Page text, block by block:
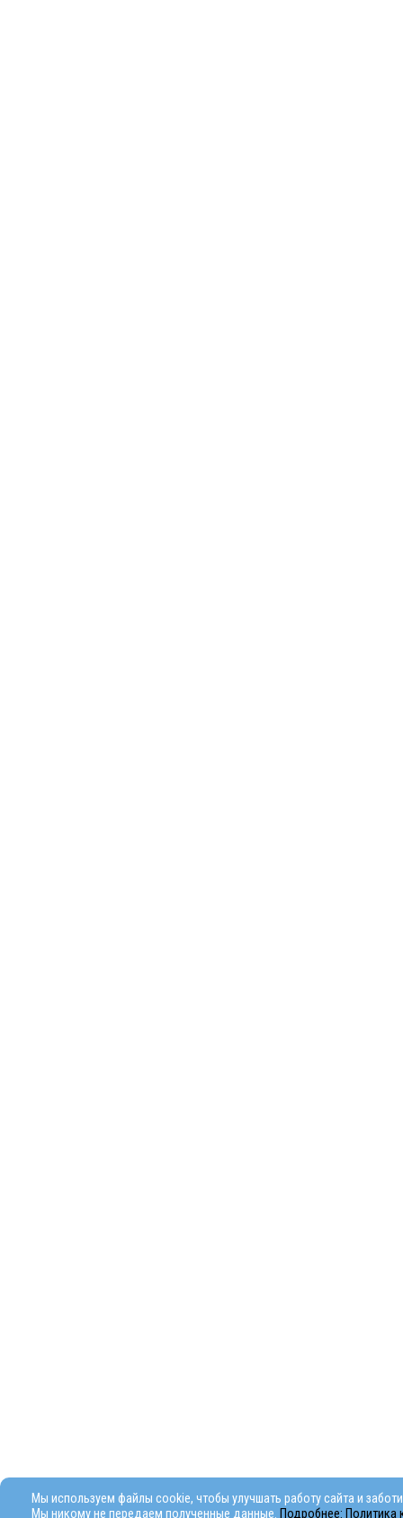
Мы используем файлы cookie, чтобы улучшать работу сайта и
Мы никому не передаем полученные данные. Подробнее: